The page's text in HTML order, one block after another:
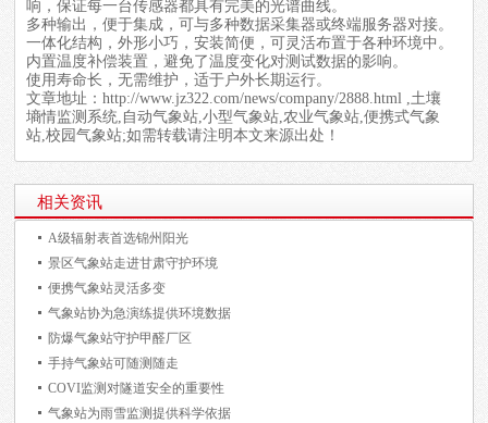
响，保证每一台传感器都具有完美的光谱曲线。
多种输出，便于集成，可与多种数据采集器或终端服务器对接。
一体化结构，外形小巧，安装简便，可灵活布置于各种环境中。
内置温度补偿装置，避免了温度变化对测试数据的影响。
使用寿命长，无需维护，适于户外长期运行。
文章地址：http://www.jz322.com/news/company/2888.html ,土壤
墒情监测系统,自动气象站,小型气象站,农业气象站,便携式气象
站,校园气象站;如需转载请注明本文来源出处！
相关资讯
A级辐射表首选锦州阳光
景区气象站走进甘肃守护环境
便携气象站灵活多变
气象站协为急演练提供环境数据
防爆气象站守护甲醛厂区
手持气象站可随测随走
COVI监测对隧道安全的重要性
气象站为雨雪监测提供科学依据